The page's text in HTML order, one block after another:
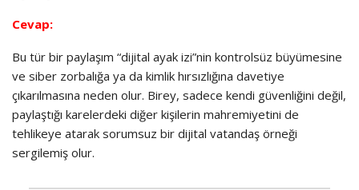
Cevap:
Bu tür bir paylaşım “dijital ayak izi”nin kontrolsüz büyümesine
ve siber zorbalığa ya da kimlik hırsızlığına davetiye
çıkarılmasına neden olur. Birey, sadece kendi güvenliğini değil,
paylaştığı karelerdeki diğer kişilerin mahremiyetini de
tehlikeye atarak sorumsuz bir dijital vatandaş örneği
sergilemiş olur.